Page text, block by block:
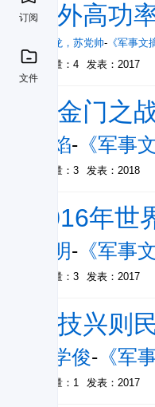
订阅
文件
国外高功
武晓龙 ， 苏党帅- 《军事文
被引量：4
发表：2017
《金门之战
徐焰- 《军事
被引量：3 发表：2018
2016年
张明- 《军事
被引量：3 发表：2017
科技兴则
刘学俊- 《军
被引量：1 发表：2017